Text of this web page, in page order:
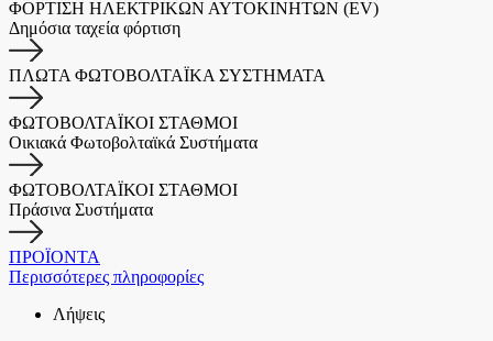
ΦΟΡΤΙΣΗ ΗΛΕΚΤΡΙΚΩΝ ΑΥΤΟΚΙΝΗΤΩΝ (EV)
Δημόσια ταχεία φόρτιση
ΠΛΩΤΑ ΦΩΤΟΒΟΛΤΑΪΚΑ ΣΥΣΤΗΜΑΤΑ
ΦΩΤΟΒΟΛΤΑΪΚΟΙ ΣΤΑΘΜΟΙ
Οικιακά Φωτοβολταϊκά Συστήματα
ΦΩΤΟΒΟΛΤΑΪΚΟΙ ΣΤΑΘΜΟΙ
Πράσινα Συστήματα
ΠΡΟΪΟΝΤΑ
Περισσότερες πληροφορίες
Λήψεις